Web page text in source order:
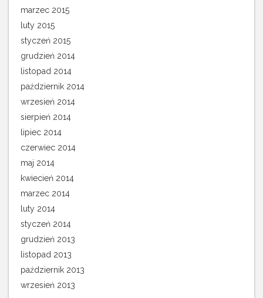
marzec 2015
luty 2015
styczeń 2015
grudzień 2014
listopad 2014
październik 2014
wrzesień 2014
sierpień 2014
lipiec 2014
czerwiec 2014
maj 2014
kwiecień 2014
marzec 2014
luty 2014
styczeń 2014
grudzień 2013
listopad 2013
październik 2013
wrzesień 2013